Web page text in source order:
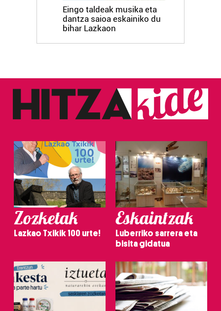
Eingo taldeak musika eta
dantza saioa eskainiko du
bihar Lazkaon
Zozketak
Lazkao Txikik 100 urte!
Eskaintzak
Luberriko sarrera eta
bisita gidatua